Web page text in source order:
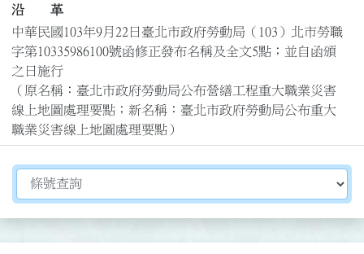
沿 革
中華民國103年9月22日臺北市政府勞動局（103）北市勞職
字第10335986100號函修正發布名稱及全文5點；並自函頒
之日施行
（原名稱：臺北市政府勞動局公布營繕工程重大職業災害
線上地圖處理要點；新名稱：臺北市政府勞動局公布重大
職業災害線上地圖處理要點）
切換選擇法規資訊內容